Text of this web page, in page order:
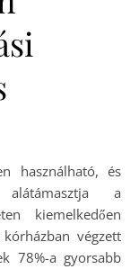
használható, és
a
kiemelkedően
végzett
78%-a gyorsabb